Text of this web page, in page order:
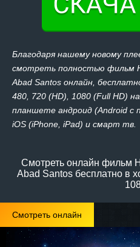
Благодаря нашему новому
смотреть полностью фильм
Abad Santos онлайн,
480, 720 (HD), 1080 (Full HD)
планшете андроид (Android с
iOS (iPhone, iPad) и смарт тв.
Смотреть онлайн фильм
Abad Santos бесплатно в
Смотреть онлайн